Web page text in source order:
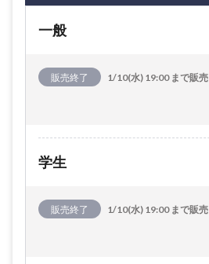
一般
販売終了 1/10(水) 19:00 まで販売
学生
販売終了 1/10(水) 19:00 まで販売